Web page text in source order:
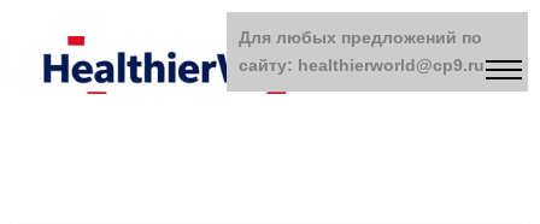
Для любых предложений по
сайту: healthierworld@cp9.ru